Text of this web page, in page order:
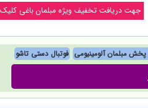
جهت دریافت تخفیف ویژه مبلمان باغی کلیک
پخش مبلمان آلومینیومی فوتبال‌ دستی تاشو